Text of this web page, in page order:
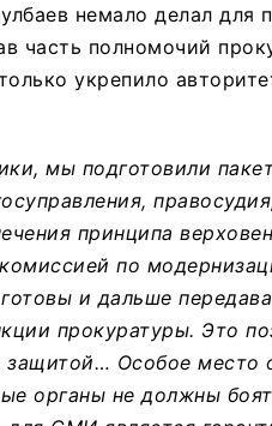
немало делал для
часть полномочий
укрепило
мы подготовили
принципа
по
и дальше
прокуратуры. Это
Особое место
органы не должны